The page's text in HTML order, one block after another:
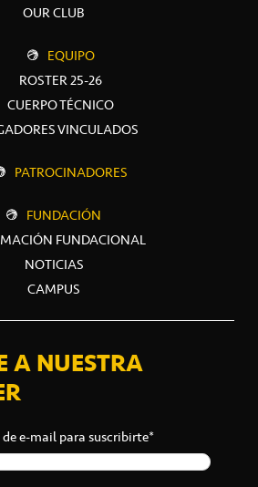
OUR CLUB
EQUIPO
ROSTER 25-26
CUERPO TÉCNICO
VINCULADOS
PATROCINADORES
FUNDACIÓN
FUNDACIONAL
NOTICIAS
CAMPUS
A NUESTRA
e-mail para suscribirte*